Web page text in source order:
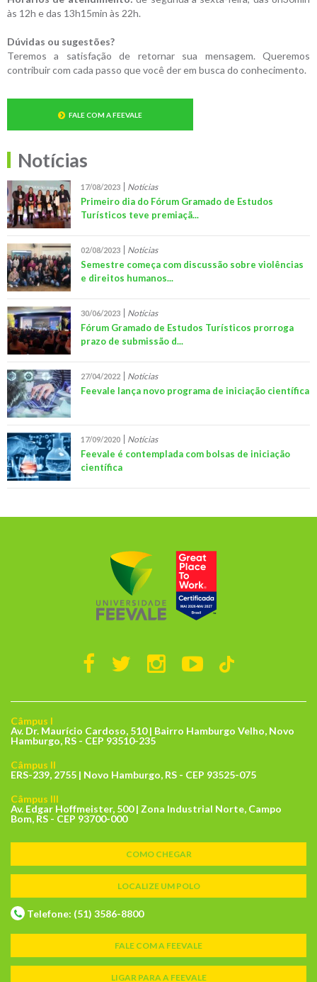
às 12h e das 13h15min às 22h.
Dúvidas ou sugestões?
Teremos a satisfação de retornar sua mensagem. Queremos
contribuir com cada passo que você der em busca do conhecimento.
FALE COM A FEEVALE
Notícias
17/08/2023 Notícias
Primeiro dia do Fórum Gramado de Estudos
Turísticos teve premiaçã...
02/08/2023 Notícias
Semestre começa com discussão sobre violências
e direitos humanos...
30/06/2023 Notícias
Fórum Gramado de Estudos Turísticos prorroga
prazo de submissão d...
27/04/2022 Notícias
Feevale lança novo programa de iniciação científica
17/09/2020 Notícias
Feevale é contemplada com bolsas de iniciação
científica
Câmpus I
Av. Dr. Maurício Cardoso, 510 | Bairro Hamburgo Velho, Novo
Hamburgo, RS - CEP 93510-235
Câmpus II
ERS-239, 2755 | Novo Hamburgo, RS - CEP 93525-075
Câmpus III
Av. Edgar Hoffmeister, 500 | Zona Industrial Norte, Campo
Bom, RS - CEP 93700-000
COMO CHEGAR
LOCALIZE UM POLO
Telefone: (51) 3586-8800
FALE COM A FEEVALE
LIGAR PARA A FEEVALE